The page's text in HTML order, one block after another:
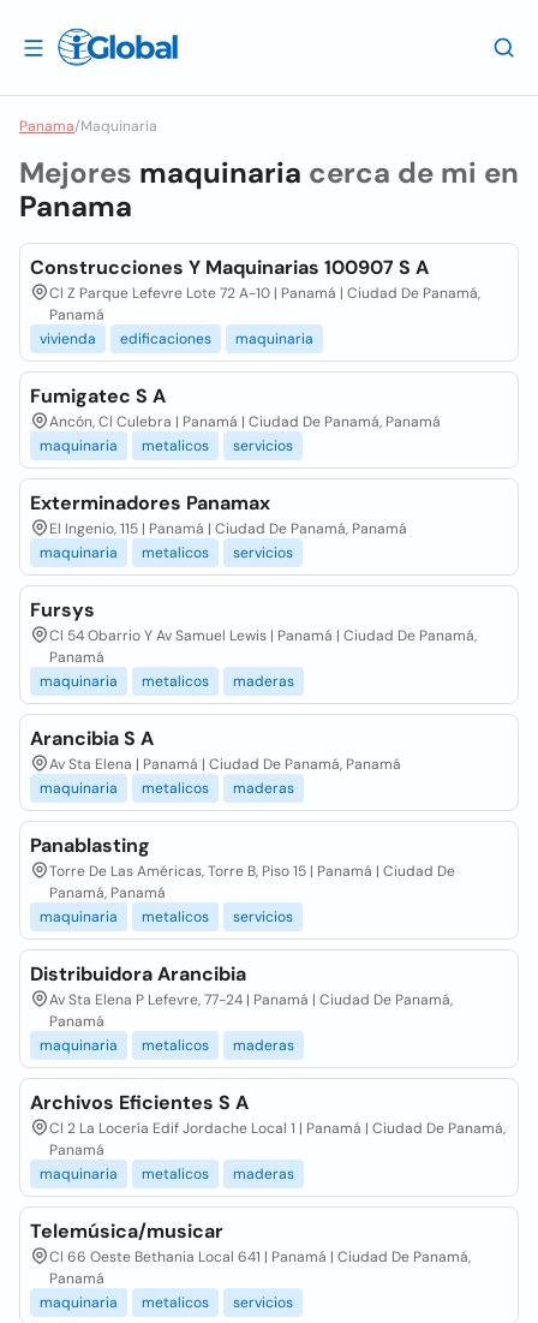
Panama/Maquinaria
Mejores maquinaria cerca de mi en
Panama
Construcciones Y Maquinarias 100907 S A
Cl Z Parque Lefevre Lote 72 A-10 | Panamá | Ciudad De Panamá,
Panamá
vivienda
edificaciones maquinaria
Fumigatec S A
Ancón, Cl Culebra | Panamá | Ciudad De Panamá, Panamá
maquinaria
metalicos servicios
Exterminadores Panamax
El Ingenio, 115 | Panamá | Ciudad De Panamá, Panamá
maquinaria
metalicos servicios
Fursys
Cl 54 Obarrio Y Av Samuel Lewis | Panamá | Ciudad De Panamá,
Panamá
maquinaria
metalicos maderas
Arancibia S A
Av Sta Elena | Panamá | Ciudad De Panamá, Panamá
maquinaria
metalicos maderas
Panablasting
Torre De Las Américas, Torre B, Piso 15 | Panamá | Ciudad De
Panamá, Panamá
maquinaria
metalicos servicios
Distribuidora Arancibia
Av Sta Elena P Lefevre, 77-24 | Panamá | Ciudad De Panamá,
Panamá
maquinaria
metalicos maderas
Archivos Eficientes S A
Cl 2 La Locería Edif Jordache Local 1 | Panamá | Ciudad De Panamá,
Panamá
maquinaria
metalicos maderas
Telemúsica/musicar
Cl 66 Oeste Bethania Local 641 | Panamá | Ciudad De Panamá,
Panamá
maquinaria
metalicos servicios